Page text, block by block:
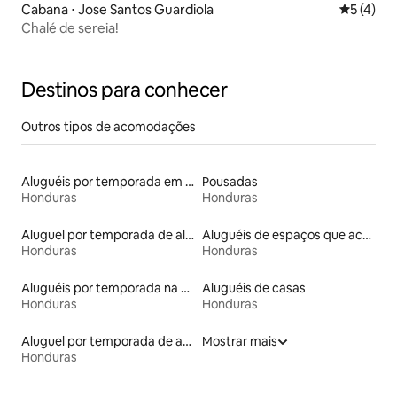
Cabana ⋅ Jose Santos Guardiola 5 de
5 (4)
Chalé de sereia!
Destinos para conhecer
Outros tipos de acomodações
Aluguéis por temporada em hotéis-fazenda
Honduras
Pousadas
Honduras
Aluguel por temporada de alojamentos ecológicos
Honduras
Aluguéis de espaços que aceitam animais de estimação
Honduras
Aluguéis por temporada na orla
Honduras
Aluguéis de casas
Honduras
Aluguel por temporada de apart-hotéis
Honduras
Mostrar mais